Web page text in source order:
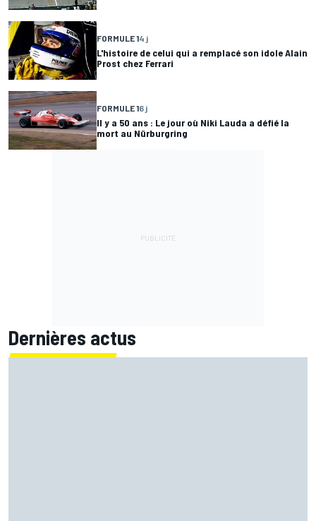
FORMULE 14 j
L'histoire de celui qui a remplacé son idole Alain
Prost chez Ferrari
FORMULE 16 j
Il y a 50 ans : Le jour où Niki Lauda a défié la
mort au Nürburgring
Dernières actus